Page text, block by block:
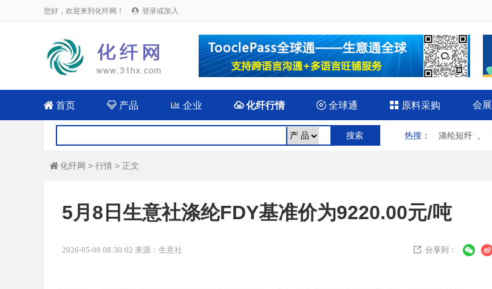
您好，欢迎来到化纤网！  登录或加入
 首页  产品 企业 化纤行情  全球通  原料采购 会展
热搜 ： 涤纶短纤
 化纤网 > 行情 > 正文
5月8日生意社涤纶FDY基准价为9220.00元/吨
2026-05-08 08:30:02 来源：生意社  分享到：